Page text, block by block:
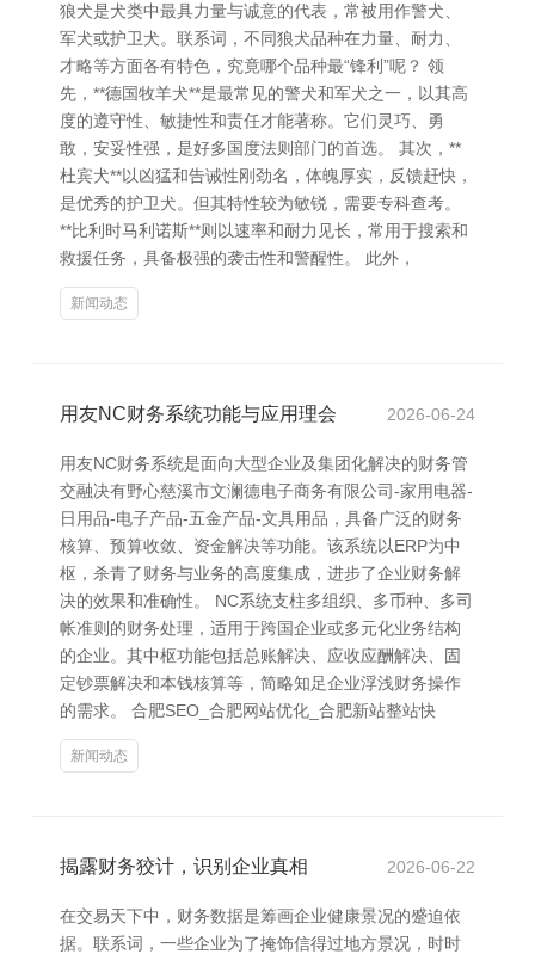
狼犬是犬类中最具力量与诚意的代表，常被用作警犬、
军犬或护卫犬。联系词，不同狼犬品种在力量、耐力、
才略等方面各有特色，究竟哪个品种最“锋利”呢？ 领
先，**德国牧羊犬**是最常见的警犬和军犬之一，以其高
度的遵守性、敏捷性和责任才能著称。它们灵巧、勇
敢，安妥性强，是好多国度法则部门的首选。 其次，**
杜宾犬**以凶猛和告诫性刚劲名，体魄厚实，反馈赶快，
是优秀的护卫犬。但其特性较为敏锐，需要专科查考。
**比利时马利诺斯**则以速率和耐力见长，常用于搜索和
救援任务，具备极强的袭击性和警醒性。 此外，
新闻动态
用友NC财务系统功能与应用理会 2026-06-24
用友NC财务系统是面向大型企业及集团化解决的财务管
交融决有野心慈溪市文澜德电子商务有限公司-家用电器-
日用品-电子产品-五金产品-文具用品，具备广泛的财务
核算、预算收敛、资金解决等功能。该系统以ERP为中
枢，杀青了财务与业务的高度集成，进步了企业财务解
决的效果和准确性。 NC系统支柱多组织、多币种、多司
帐准则的财务处理，适用于跨国企业或多元化业务结构
的企业。其中枢功能包括总账解决、应收应酬解决、固
定钞票解决和本钱核算等，简略知足企业浮浅财务操作
的需求。 合肥SEO_合肥网站优化_合肥新站整站快
新闻动态
揭露财务狡计，识别企业真相 2026-06-22
在交易天下中，财务数据是筹画企业健康景况的蹙迫依
据。联系词，一些企业为了掩饰信得过地方景况，时时